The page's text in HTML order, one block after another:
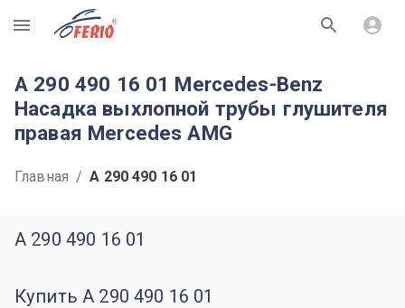
R
A 290 490 16 01 Mercedes-Benz
Насадка выхлопной трубы глушителя
правая Mercedes AMG
Главная / A 290 490 16 01
A 290 490 16 01
Купить A 290 490 16 01